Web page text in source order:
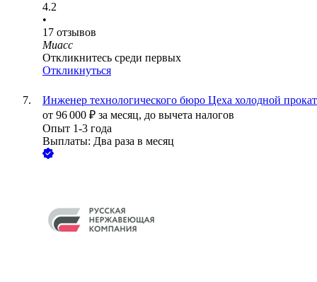
4.2
•
17 отзывов
Миасс
Откликнитесь среди первых
Откликнуться
Инженер технологического бюро Цеха холодной
от 96 000 ₽ за месяц, до вычета налогов
Опыт 1-3 года
Выплаты: Два раза в месяц